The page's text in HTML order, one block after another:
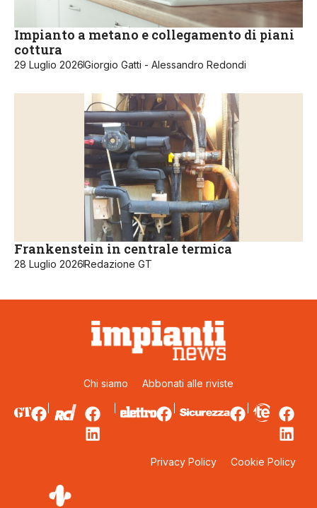
Impianto a metano e collegamento di piani
cottura
29 Luglio 2026Giorgio Gatti - Alessandro Redondi
Frankenstein in centrale termica
28 Luglio 2026Redazione GT
Chi siamo Abbonati alle riviste
Privacy Policy Cookie Policy